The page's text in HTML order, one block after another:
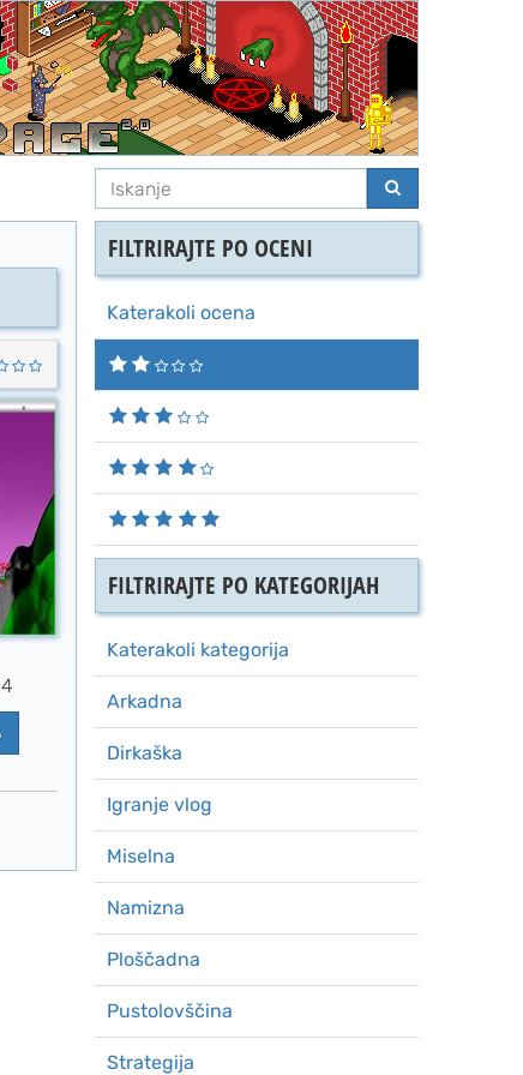
FILTRIRAJTE PO OCENI
Katerakoli ocena
FILTRIRAJTE PO KATEGORIJAH
Katerakoli kategorija
Arkadna
Dirkaška
Igranje vlog
Miselna
Namizna
Ploščadna
Pustolovščina
Strategija